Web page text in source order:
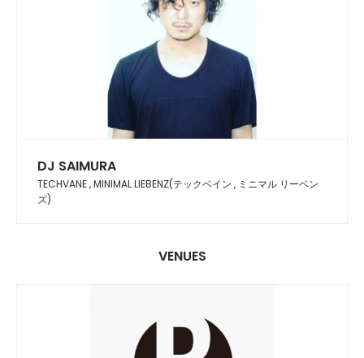
DJ SAIMURA
TECHVANE , MINIMAL LIEBENZ(テックベイン , ミニマル リーベン
ズ)
VENUES